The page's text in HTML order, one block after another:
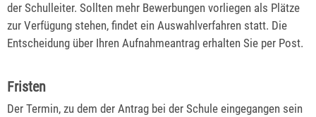
der Schulleiter. Sollten mehr Bewerbungen vorliegen als Plätze
zur Verfügung stehen, findet ein Auswahlverfahren statt. Die
Entscheidung über Ihren Aufnahmeantrag erhalten Sie per Post.
Fristen
Der Termin, zu dem der Antrag bei der Schule eingegangen sein